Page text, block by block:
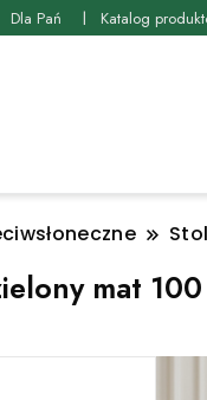
Dla Pań Katalog
mat